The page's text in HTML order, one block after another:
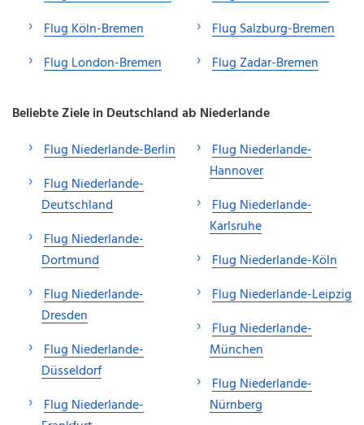
Flug Köln-Bremen
Flug London-Bremen
Flug Salzburg-Bremen
Flug Zadar-Bremen
Beliebte Ziele in Deutschland ab Niederlande
Flug Niederlande-Berlin
Flug Niederlande-
Deutschland
Flug Niederlande-
Dortmund
Flug Niederlande-
Dresden
Flug Niederlande-
Düsseldorf
Flug Niederlande-
Flug Niederlande-
Hannover
Flug Niederlande-
Karlsruhe
Flug Niederlande-Köln
Flug Niederlande-Leipzig
Flug Niederlande-
München
Flug Niederlande-
Nürnberg